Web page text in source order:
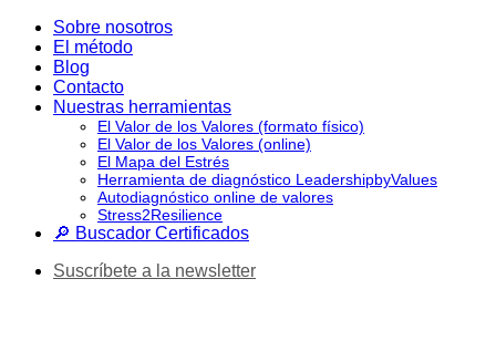
Saltar
contenido
Sobre nosotros
El método
Blog
Contacto
Nuestras herramientas
El Valor de los Valores (formato físico)
El Valor de los Valores (online)
El Mapa del Estrés
Herramienta de diagnóstico LeadershipbyValues
Autodiagnóstico online de valores
Stress2Resilience
🔎 Buscador Certificados
Suscríbete a la newsletter